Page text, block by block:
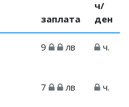
заплата
ч/
ден
9 лв ч.
7 лв ч.